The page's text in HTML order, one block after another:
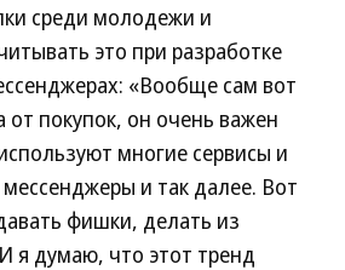
среди молодежи и
это при разработке
«Вообще сам вот
от покупок, он очень важен
многие сервисы и
и так далее. Вот
фишки, делать из
я думаю, что этот тренд